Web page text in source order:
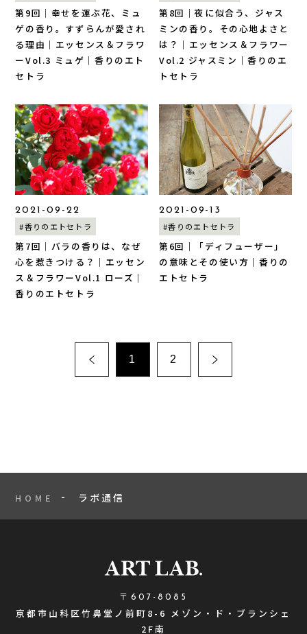
第9回｜幸せを運ぶ花、ミュ
ゲの香り。すずらんが愛され
る理由｜エッセンス＆フラワ
ーVol.3 ミュゲ｜香りのエト
セトラ
第8回｜夜に似合う、ジャス
ミンの香り。その心地よさと
は？｜エッセンス＆フラワー
Vol.2 ジャスミン｜香りのエ
トセトラ
2021-09-22
#香りのエトセトラ
第7回｜バラの香りは、なぜ
心を惹きつける？｜エッセン
ス＆フラワーVol.1 ローズ｜
香りのエトセトラ
2021-09-13
#香りのエトセトラ
第6回｜「ディフューザー」
の意味とその使い方｜香りの
エトセトラ
1 2
HOME ラボ通信
〒607-8085
京都市山科区竹鼻堂ノ前町8-6 メゾン・ド・ブランシェ
2F南